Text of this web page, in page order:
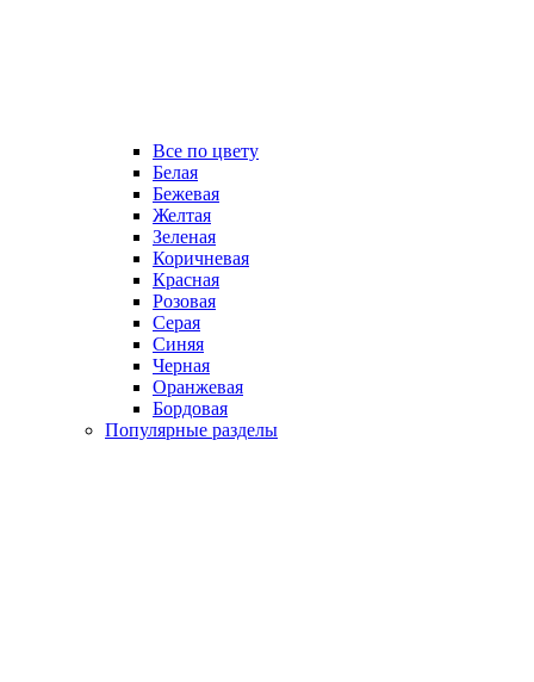
Все по цвету
Белая
Бежевая
Желтая
Зеленая
Коричневая
Красная
Розовая
Серая
Синяя
Черная
Оранжевая
Бордовая
Популярные разделы